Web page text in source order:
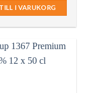
I VARUKORG